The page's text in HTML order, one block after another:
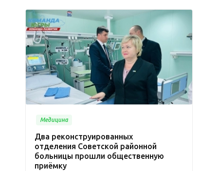
Медицина
Два реконструированных
отделения Советской районной
больницы прошли общественную
приёмку